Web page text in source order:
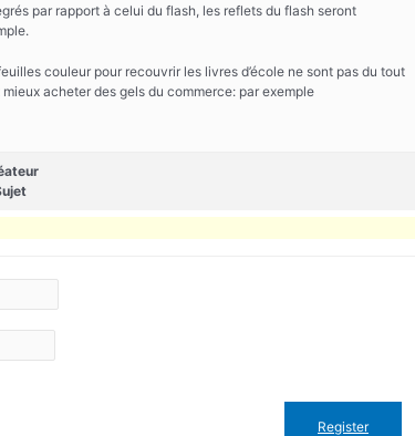
par rapport à celui du flash, les reflets du flash seront
couleur pour recouvrir les livres d’école ne sont pas du tout
acheter des gels du commerce: par exemple
Register